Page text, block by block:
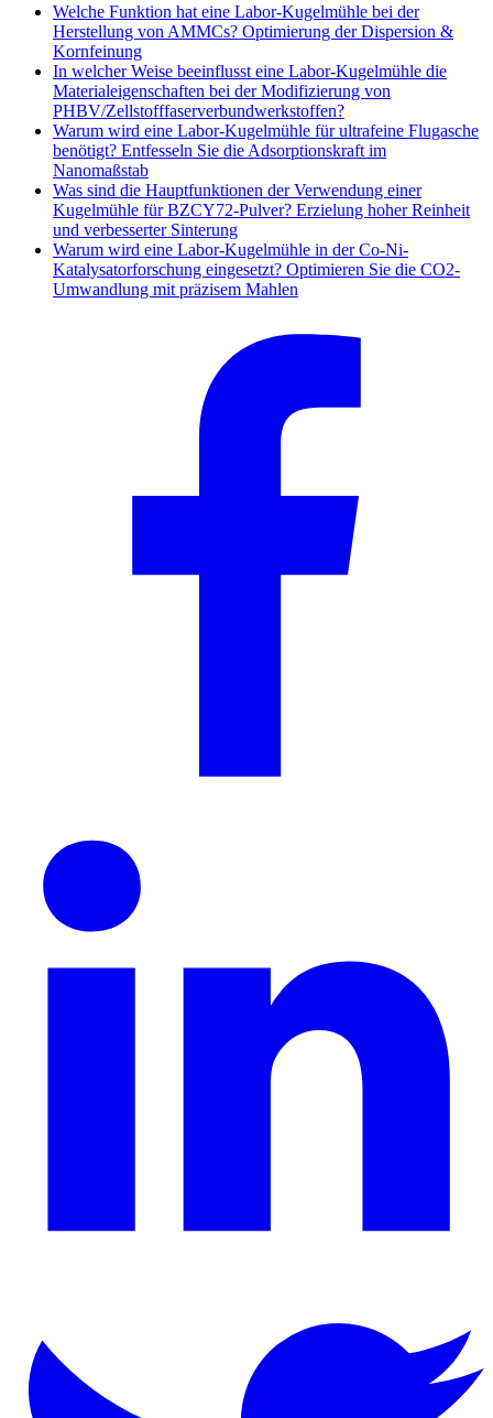
Welche Funktion hat eine Labor-Kugelmühle bei der
Herstellung von AMMCs? Optimierung der Dispersion &
Kornfeinung
In welcher Weise beeinflusst eine Labor-Kugel­mühle die
Materialeigenschaften bei der Modifizierung von
PHBV/Zellstofffaser­verbundwerkstoffen?
Warum wird eine Labor-Kugelmühle für ultrafeine Flugasche
benötigt? Entfesseln Sie die Adsorptionskraft im
Nanomaßstab
Was sind die Hauptfunktionen der Verwendung einer
Kugelmühle für BZCY72-Pulver? Erzielung hoher Reinheit
und verbesserter Sinterung
Warum wird eine Labor-Kugelmühle in der Co-Ni-
Katalysatorforschung eingesetzt? Optimieren Sie die CO2-
Umwandlung mit präzisem Mahlen